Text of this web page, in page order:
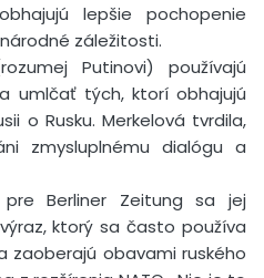
lepšie pochopenie
záležitosti.
Putinovi) používajú
umlčať tých, ktorí obhajujú
o Rusku. Merkelová tvrdila,
zmysluplnému dialógu a
Berliner Zeitung sa jej
ktorý sa často používa
zaoberajú obavami ruského